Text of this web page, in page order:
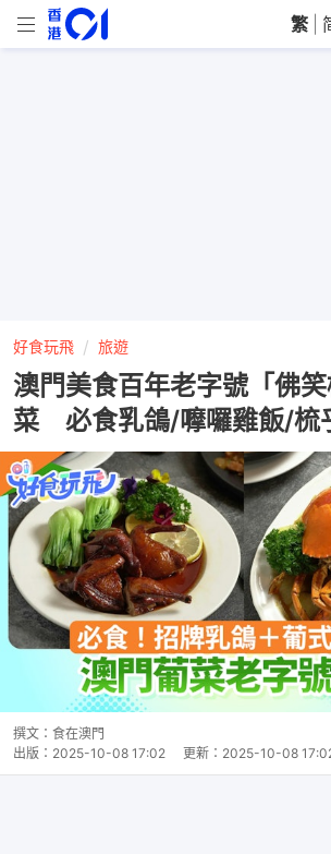
繁
好食玩飛 旅遊
澳門美食百年老字號「佛
菜 必食乳鴿/嚤囉雞飯/梳
撰文： 食在澳門
出版： 2025-10-08 17:02 更新： 2025-10-08